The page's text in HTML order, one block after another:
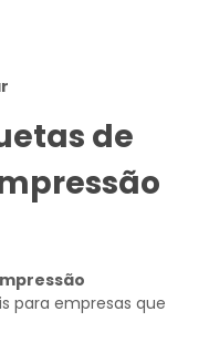
de
para empresas que